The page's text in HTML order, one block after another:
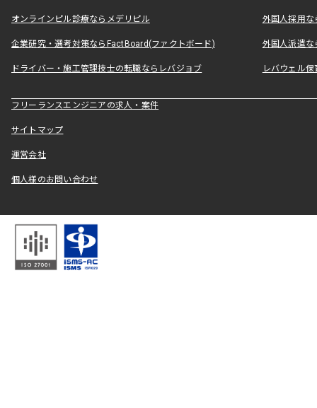
オンラインピル診療ならメデリピル 外国人採用
企業研究・選考対策ならFactBoard(ファクトボード) 外国人派遣な
ドライバー・施工管理技士の転職ならレバジョブ レバウェル
フリーランスエンジニアの求人・案件
サイトマップ
運営会社
個人様のお問い合わせ